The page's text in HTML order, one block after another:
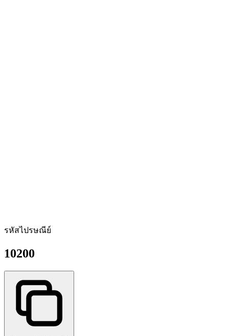
รหัสไปรษณีย์
10200